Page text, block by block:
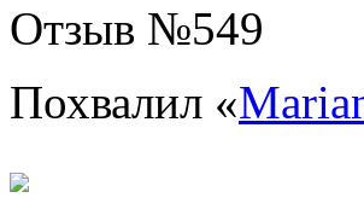
Отзыв №549
Похвалил «